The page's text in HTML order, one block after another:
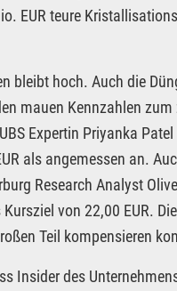
EUR teure
bleibt hoch. Auch die
mauen Kennzahlen
Expertin Priyanka
als angemessen an.
Research Analyst
von 22,00 EUR.
Teil kompensieren
Insider des